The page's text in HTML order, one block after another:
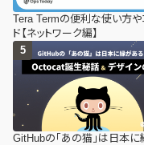
Tera Termの便利な使い方や
ド【ネットワーク編】
GitHubの「あの猫」は日本に